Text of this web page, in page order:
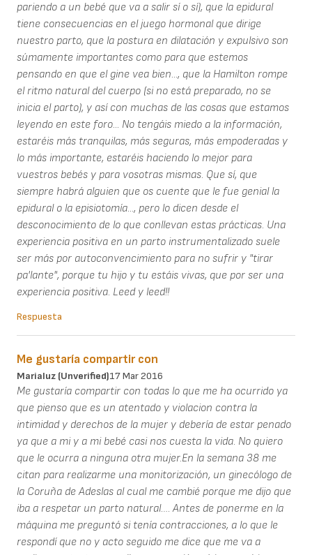
pariendo a un bebé que va a salir sí o sí), que la epidural
tiene consecuencias en el juego hormonal que dirige
nuestro parto, que la postura en dilatación y expulsivo son
súmamente importantes como para que estemos
pensando en que el gine vea bien..., que la Hamilton rompe
el ritmo natural del cuerpo (si no está preparado, no se
inicia el parto), y así con muchas de las cosas que estamos
leyendo en este foro... No tengáis miedo a la información,
estaréis más tranquilas, más seguras, más empoderadas y
lo más importante, estaréis haciendo lo mejor para
vuestros bebés y para vosotras mismas. Que sí, que
siempre habrá alguien que os cuente que le fue genial la
epidural o la episiotomía..., pero lo dicen desde el
desconocimiento de lo que conllevan estas prácticas. Una
experiencia positiva en un parto instrumentalizado suele
ser más por autoconvencimiento para no sufrir y "tirar
pa'lante", porque tu hijo y tu estáis vivas, que por ser una
experiencia positiva. Leed y leed!!
Respuesta
Me gustaría compartir con
Marialuz (unverified)17 Mar 2016
Me gustaría compartir con todas lo que me ha ocurrido ya
que pienso que es un atentado y violacion contra la
intimidad y derechos de la mujer y debería de estar penado
ya que a mi y a mi bebé casi nos cuesta la vida. No quiero
que le ocurra a ninguna otra mujer.En la semana 38 me
citan para realizarme una monitorización, un ginecólogo de
la Coruña de Adeslas al cual me cambié porque me dijo que
iba a respetar un parto natural…. Antes de ponerme en la
máquina me preguntó si tenía contracciones, a lo que le
respondí que no y acto seguido me dice que me va a